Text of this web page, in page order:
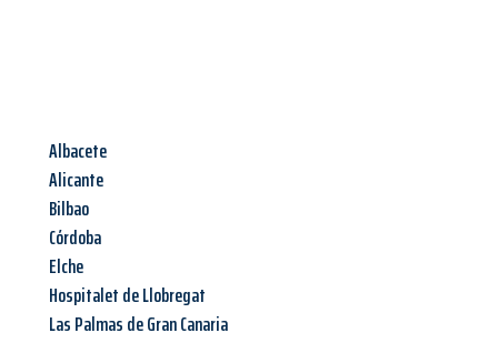
Albacete
Alicante
Bilbao
Córdoba
Elche
Hospitalet de Llobregat
Las Palmas de Gran Canaria